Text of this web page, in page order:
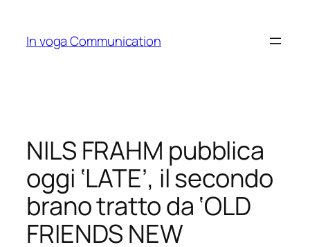
content
In voga Communication
NILS FRAHM pubblica
oggi ‘LATE’, il secondo
brano tratto da ‘OLD
FRIENDS NEW